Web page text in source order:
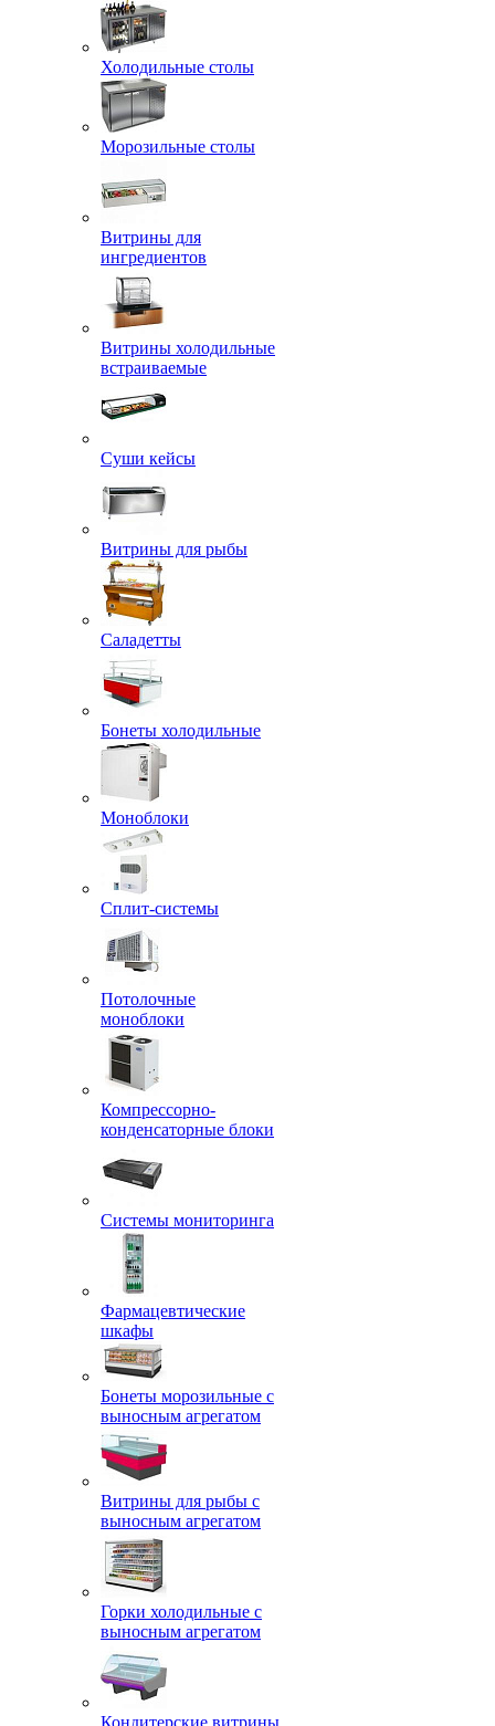
Холодильные столы
Морозильные столы
Витрины для
ингредиентов
Витрины холодильные
встраиваемые
Суши кейсы
Витрины для рыбы
Саладетты
Бонеты холодильные
Моноблоки
Сплит-системы
Потолочные
моноблоки
Компрессорно-
конденсаторные блоки
Системы мониторинга
Фармацевтические
шкафы
Бонеты морозильные с
выносным агрегатом
Витрины для рыбы с
выносным агрегатом
Горки холодильные с
выносным агрегатом
Кондитерские витрины